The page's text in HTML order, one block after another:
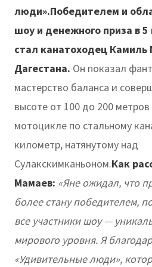
люди».Победителем и
шоу и денежного приза в
стал канатоходец Камиль
Дагестана. Он показал
мастерство баланса и
высоте от 100 до 200 метров
мотоцикле по стальному
километр, натянутому над
Сулакскимканьоном.Как
Мамаев: «Яне ожидал, что
более стану победителем,
все участники шоу—
мирового уровня. Я
«Удивительные люди»,